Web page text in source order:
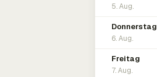
5. Aug.
Donnerstag
6. Aug.
Freitag
7. Aug.